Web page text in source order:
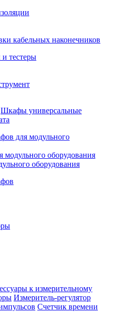
кабельных наконечников
тестеры
Шкафы универсальные
для модульного
оборудования
оборудования
к измерительному
Измеритель-регулятор
Счетчик времени